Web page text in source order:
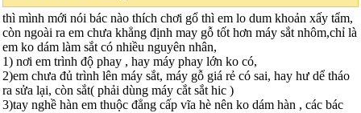
thì mình mới nói bác nào thích chơi gổ thì em lo dum khoản xấy tẩm,
còn ngoài ra em chưa khẳng định may gỗ tốt hơn máy sắt nhôm,chỉ là
em ko dám làm sắt có nhiều nguyên nhân,
1) nơi em trình độ phay , hay máy phay lớn ko có,
2)em chưa đủ trình lên máy sắt, máy gỗ giá rẻ có sai, hay hư dể tháo
ra sửa lại, còn sắt( phải dùng máy cắt sắt hic )
3)tay nghề hàn em thuộc đẳng cấp vĩa hè nên ko dám hàn , các bác